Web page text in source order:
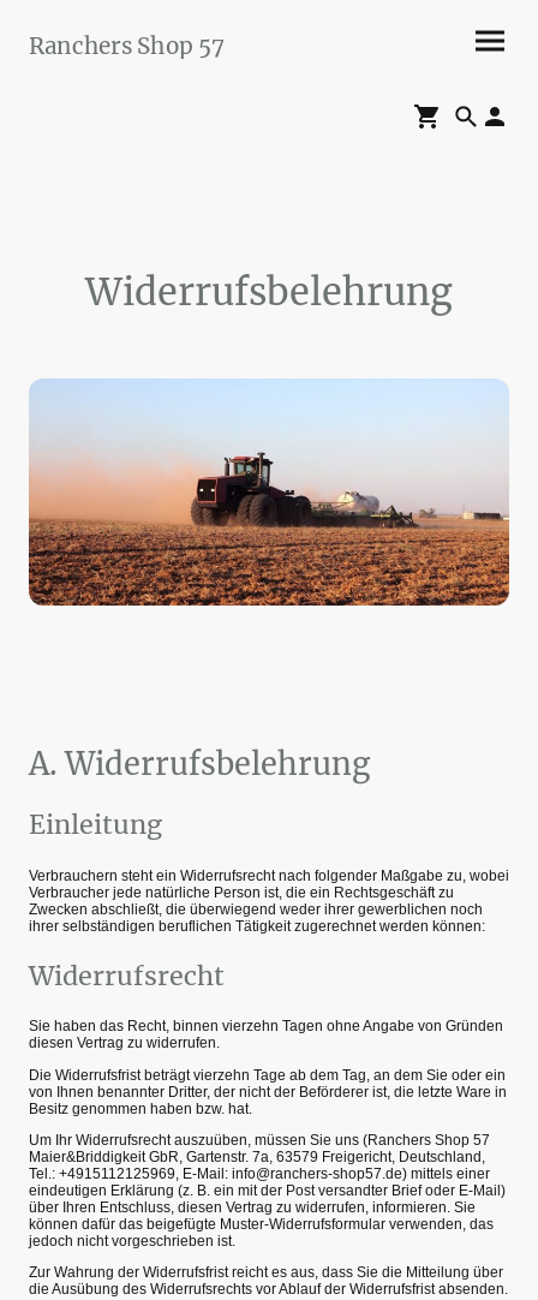
Ranchers Shop 57
Widerrufsbelehrung
A. Widerrufsbelehrung
Einleitung
Verbrauchern steht ein Widerrufsrecht nach folgender Maßgabe zu, wobei
Verbraucher jede natürliche Person ist, die ein Rechtsgeschäft zu
Zwecken abschließt, die überwiegend weder ihrer gewerblichen noch
ihrer selbständigen beruflichen Tätigkeit zugerechnet werden können:
Widerrufsrecht
Sie haben das Recht, binnen vierzehn Tagen ohne Angabe von Gründen
diesen Vertrag zu widerrufen.
Die Widerrufsfrist beträgt vierzehn Tage ab dem Tag, an dem Sie oder ein
von Ihnen benannter Dritter, der nicht der Beförderer ist, die letzte Ware in
Besitz genommen haben bzw. hat.
Um Ihr Widerrufsrecht auszuüben, müssen Sie uns (Ranchers Shop 57
Maier&Briddigkeit GbR, Gartenstr. 7a, 63579 Freigericht, Deutschland,
Tel.: +4915112125969, E-Mail: info@ranchers-shop57.de) mittels einer
eindeutigen Erklärung (z. B. ein mit der Post versandter Brief oder E-Mail)
über Ihren Entschluss, diesen Vertrag zu widerrufen, informieren. Sie
können dafür das beigefügte Muster-Widerrufsformular verwenden, das
jedoch nicht vorgeschrieben ist.
Zur Wahrung der Widerrufsfrist reicht es aus, dass Sie die Mitteilung über
die Ausübung des Widerrufsrechts vor Ablauf der Widerrufsfrist absenden.